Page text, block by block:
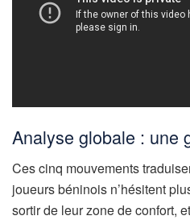
Analyse globale : une
Ces cinq mouvements
joueurs béninois n’hésitent
sortir de leur zone de confort,